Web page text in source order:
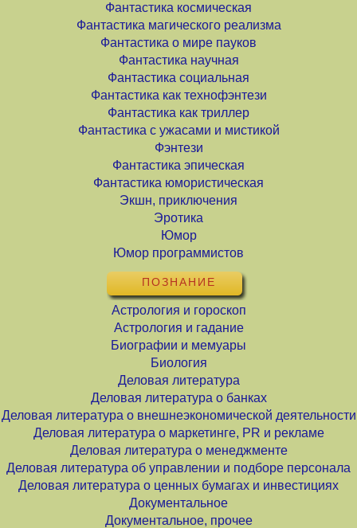
Фантастика космическая
Фантастика магического реализма
Фантастика о мире пауков
Фантастика научная
Фантастика социальная
Фантастика как технофэнтези
Фантастика как триллер
Фантастика с ужасами и мистикой
Фэнтези
Фантастика эпическая
Фантастика юмористическая
Экшн, приключения
Эротика
Юмор
Юмор программистов
ПОЗНАНИЕ
Астрология и гороскоп
Астрология и гадание
Биографии и мемуары
Биология
Деловая литература
Деловая литература о банках
Деловая литература о внешнеэкономической деятельности
Деловая литература о маркетинге, PR и рекламе
Деловая литература о менеджменте
Деловая литература об управлении и подборе персонала
Деловая литература о ценных бумагах и инвестициях
Документальное
Документальное, прочее